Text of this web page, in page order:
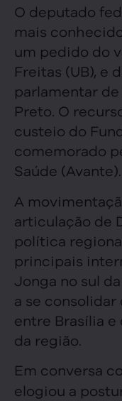
O deputado
mais
um pedido do
Freitas (UB), e
parlamentar
Preto. O
custeio do
comemorado
Saúde (Avante).
A
articulação de
política
principais
Jonga no sul
a se
entre Brasília
da região.
Em conversa
elogiou a